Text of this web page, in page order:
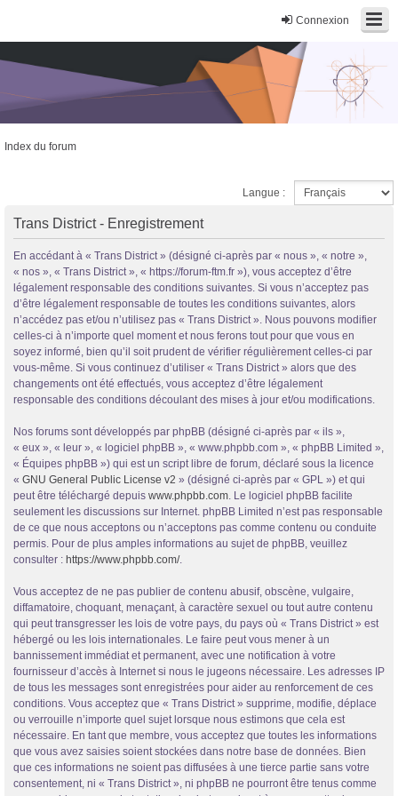
Connexion
Index du forum
Langue :
Trans District - Enregistrement
En accédant à « Trans District » (désigné ci-après par « nous », « notre »,
« nos », « Trans District », « https://forum-ftm.fr »), vous acceptez d’être
légalement responsable des conditions suivantes. Si vous n’acceptez pas
d’être légalement responsable de toutes les conditions suivantes, alors
n’accédez pas et/ou n’utilisez pas « Trans District ». Nous pouvons modifier
celles-ci à n’importe quel moment et nous ferons tout pour que vous en
soyez informé, bien qu’il soit prudent de vérifier régulièrement celles-ci par
vous-même. Si vous continuez d’utiliser « Trans District » alors que des
changements ont été effectués, vous acceptez d’être légalement
responsable des conditions découlant des mises à jour et/ou modifications.
Nos forums sont développés par phpBB (désigné ci-après par « ils »,
« eux », « leur », « logiciel phpBB », « www.phpbb.com », « phpBB Limited »,
« Équipes phpBB ») qui est un script libre de forum, déclaré sous la licence
« GNU General Public License v2 » (désigné ci-après par « GPL ») et qui
peut être téléchargé depuis www.phpbb.com. Le logiciel phpBB facilite
seulement les discussions sur Internet. phpBB Limited n’est pas responsable
de ce que nous acceptons ou n’acceptons pas comme contenu ou conduite
permis. Pour de plus amples informations au sujet de phpBB, veuillez
consulter : https://www.phpbb.com/.
Vous acceptez de ne pas publier de contenu abusif, obscène, vulgaire,
diffamatoire, choquant, menaçant, à caractère sexuel ou tout autre contenu
qui peut transgresser les lois de votre pays, du pays où « Trans District » est
hébergé ou les lois internationales. Le faire peut vous mener à un
bannissement immédiat et permanent, avec une notification à votre
fournisseur d’accès à Internet si nous le jugeons nécessaire. Les adresses IP
de tous les messages sont enregistrées pour aider au renforcement de ces
conditions. Vous acceptez que « Trans District » supprime, modifie, déplace
ou verrouille n’importe quel sujet lorsque nous estimons que cela est
nécessaire. En tant que membre, vous acceptez que toutes les informations
que vous avez saisies soient stockées dans notre base de données. Bien
que ces informations ne soient pas diffusées à une tierce partie sans votre
consentement, ni « Trans District », ni phpBB ne pourront être tenus comme